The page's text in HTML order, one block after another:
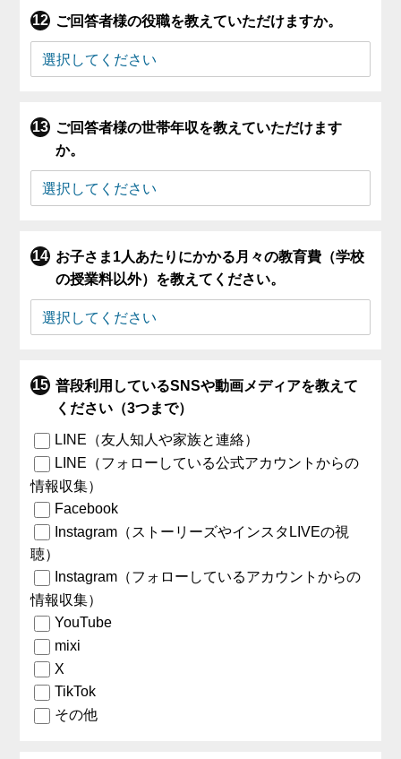
ご回答者様の役職を教えていただけますか。
ご回答者様の世帯年収を教えていただけます
か。
お子さま1人あたりにかかる月々の教育費（学校
の授業料以外）を教えてください。
普段利用しているSNSや動画メディアを教えて
ください（3つまで）
LINE（友人知人や家族と連絡）
LINE（フォローしている公式アカウントからの
情報収集）
Facebook
Instagram（ストーリーズやインスタLIVEの視
聴）
Instagram（フォローしているアカウントからの
情報収集）
YouTube
mixi
X
TikTok
その他